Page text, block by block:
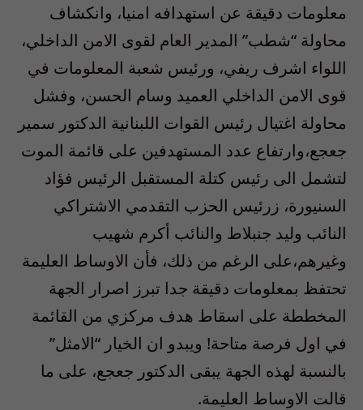
معلومات دقيقة عن استهدافه امنيا، وانكشاف
محاولة “شطب” المدير العام لقوى الامن الداخلي،
اللواء اشرف ريفي، ورئيس شعبة المعلومات في
قوى الامن الداخلي العميد وسام الحسن، وفشل
محاولة اغتيال رئيس القوات اللبنانية الدكتور سمير
جعجع،وارتفاع عدد المستهدفين على قائمة الموت
لتشمل الى رئيس كتلة المستقبل الرئيس فؤاد
السنيورة، زرئيس الحزب التقدمي الاشتراكي
النائب وليد جنبلاط والنائب أكرم شهيب
وغيرهم،على الرغم من ذلك، فأن الاوساط العليمة
تحتفظ بمعلومات دقيقة جدا تبرز اصرار الجهة
المخططة على اسقاط هدف مركزي من القائمة
في اول فرصة متاحة! ويبدو ان الخيار “الامثل”
بالنسبة لهذه الجهة يبقى الدكتور جعجع، على ما
قالت الاوساط العليمة.